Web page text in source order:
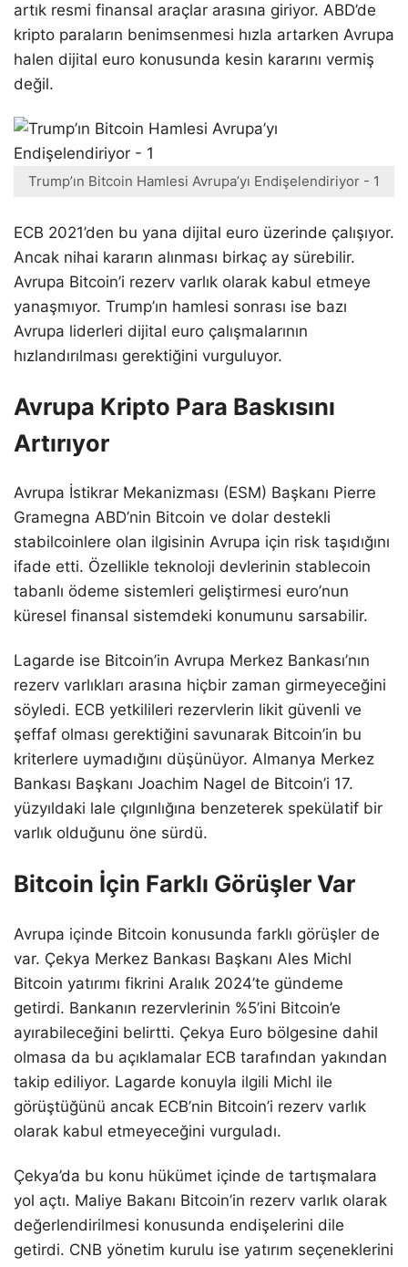
artık resmi finansal araçlar arasına giriyor. ABD’de
kripto paraların benimsenmesi hızla artarken Avrupa
halen dijital euro konusunda kesin kararını vermiş
değil.
Trump’ın Bitcoin Hamlesi Avrupa’yı Endişelendiriyor - 1
ECB 2021’den bu yana dijital euro üzerinde çalışıyor.
Ancak nihai kararın alınması birkaç ay sürebilir.
Avrupa Bitcoin’i rezerv varlık olarak kabul etmeye
yanaşmıyor. Trump’ın hamlesi sonrası ise bazı
Avrupa liderleri dijital euro çalışmalarının
hızlandırılması gerektiğini vurguluyor.
Avrupa Kripto Para Baskısını
Artırıyor
Avrupa İstikrar Mekanizması (ESM) Başkanı Pierre
Gramegna ABD’nin Bitcoin ve dolar destekli
stabilcoinlere olan ilgisinin Avrupa için risk taşıdığını
ifade etti. Özellikle teknoloji devlerinin stablecoin
tabanlı ödeme sistemleri geliştirmesi euro’nun
küresel finansal sistemdeki konumunu sarsabilir.
Lagarde ise Bitcoin’in Avrupa Merkez Bankası’nın
rezerv varlıkları arasına hiçbir zaman girmeyeceğini
söyledi. ECB yetkilileri rezervlerin likit güvenli ve
şeffaf olması gerektiğini savunarak Bitcoin’in bu
kriterlere uymadığını düşünüyor. Almanya Merkez
Bankası Başkanı Joachim Nagel de Bitcoin’i 17.
yüzyıldaki lale çılgınlığına benzeterek spekülatif bir
varlık olduğunu öne sürdü.
Bitcoin İçin Farklı Görüşler Var
Avrupa içinde Bitcoin konusunda farklı görüşler de
var. Çekya Merkez Bankası Başkanı Ales Michl
Bitcoin yatırımı fikrini Aralık 2024’te gündeme
getirdi. Bankanın rezervlerinin %5’ini Bitcoin’e
ayırabileceğini belirtti. Çekya Euro bölgesine dahil
olmasa da bu açıklamalar ECB tarafından yakından
takip ediliyor. Lagarde konuyla ilgili Michl ile
görüştüğünü ancak ECB’nin Bitcoin’i rezerv varlık
olarak kabul etmeyeceğini vurguladı.
Çekya’da bu konu hükümet içinde de tartışmalara
yol açtı. Maliye Bakanı Bitcoin’in rezerv varlık olarak
değerlendirilmesi konusunda endişelerini dile
getirdi. CNB yönetim kurulu ise yatırım seçeneklerini